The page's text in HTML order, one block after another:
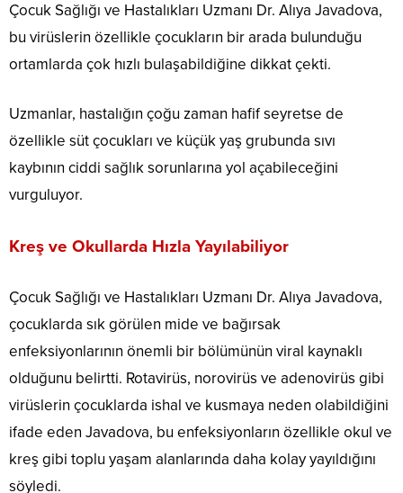
Çocuk Sağlığı ve Hastalıkları Uzmanı Dr. Alıya Javadova,
bu virüslerin özellikle çocukların bir arada bulunduğu
ortamlarda çok hızlı bulaşabildiğine dikkat çekti.
Uzmanlar, hastalığın çoğu zaman hafif seyretse de
özellikle süt çocukları ve küçük yaş grubunda sıvı
kaybının ciddi sağlık sorunlarına yol açabileceğini
vurguluyor.
Kreş ve Okullarda Hızla Yayılabiliyor
Çocuk Sağlığı ve Hastalıkları Uzmanı Dr. Alıya Javadova,
çocuklarda sık görülen mide ve bağırsak
enfeksiyonlarının önemli bir bölümünün viral kaynaklı
olduğunu belirtti. Rotavirüs, norovirüs ve adenovirüs gibi
virüslerin çocuklarda ishal ve kusmaya neden olabildiğini
ifade eden Javadova, bu enfeksiyonların özellikle okul ve
kreş gibi toplu yaşam alanlarında daha kolay yayıldığını
söyledi.